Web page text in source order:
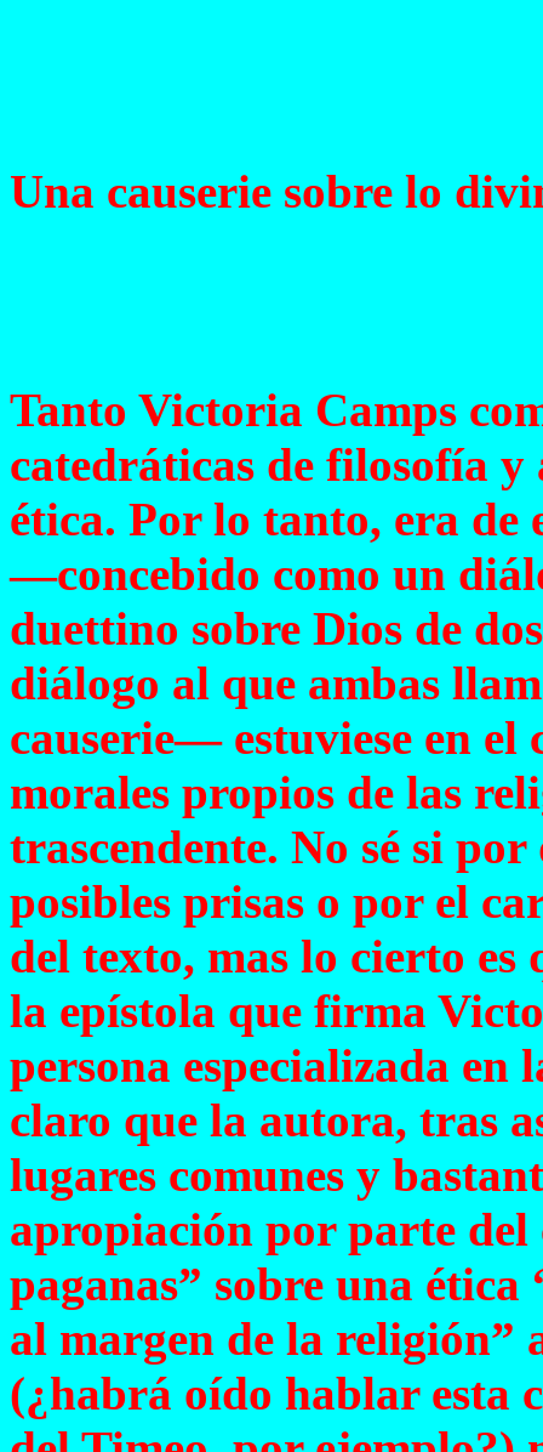
Una causerie sobre lo
Tanto Victoria Camps
catedráticas de filosofía y
ética. Por lo tanto, era de
—concebido como un
duettino sobre Dios de
diálogo al que ambas
causerie— estuviese en el
morales propios de las
trascendente. No sé si
posibles prisas o por el
del texto, mas lo cierto es
la epístola que firma
persona especializada en
claro que la autora, tras
lugares comunes y
apropiación por parte del
paganas” sobre una
al margen de la religión”
(¿habrá oído hablar esta